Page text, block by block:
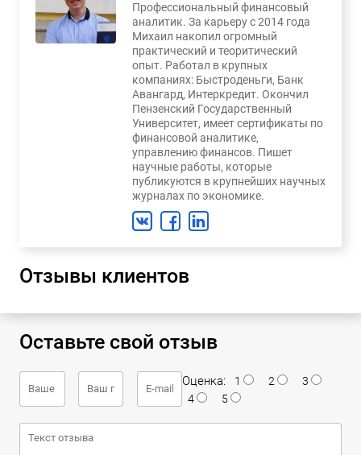
Профессиональный финансовый
аналитик. За карьеру с 2014 года
Михаил накопил огромный
практический и теоритический
опыт. Работал в крупных
компаниях: Быстроденьги, Банк
Авангард, Интеркредит. Окончил
Пензенский Государственный
Университет, имеет сертификаты по
финансовой аналитике,
управлению финансов. Пишет
научные работы, которые
публикуются в крупнейших научных
журналах по экономике.
Отзывы клиентов
Оставьте свой отзыв
Оценка: 1 2
3
4
5